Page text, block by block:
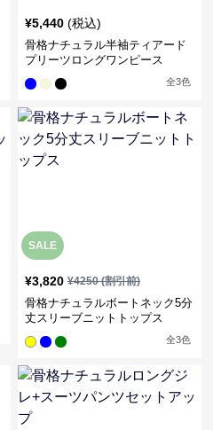
¥5,440 (税込)
骨格ナチュラル半袖ティアード
プリーツロングワンピース
全3色
SALE
¥3,820 ¥4250(割引前)
骨格ナチュラルボートネック5分
丈スリーブニットトップス
全3色